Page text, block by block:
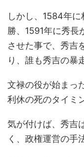
しかし、1584年
勝、1591年に秀長
させた事で、秀吉
り、誰も秀吉の暴
文禄の役が始まっ
利休の死のタイミ
気が付けば、秀吉
く、政権運営の手